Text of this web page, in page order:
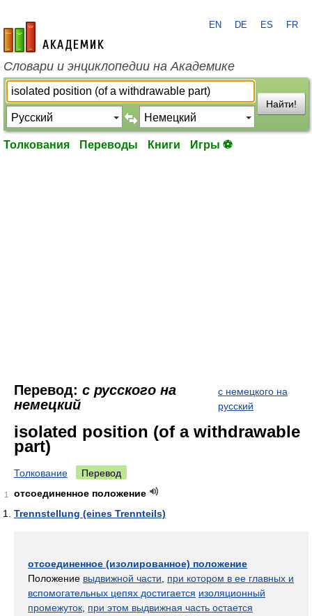
academic.ru
EN DE ES FR
Словари и энциклопедии на Академике
Найти!
Толкования Переводы Книги Игры ⚽
Перевод: с русского на
немецкий
с немецкого на
русский
isolated position (of a withdrawable
part)
Толкование Перевод
1
отсоединенное положение
Trennstellung (eines Trennteils)
отсоединенное (изолированное) положение
Положение выдвижной части
при котором в ее главных и
вспомогательных цепях достигается изоляционный
промежуток при этом выдвижная часть остается